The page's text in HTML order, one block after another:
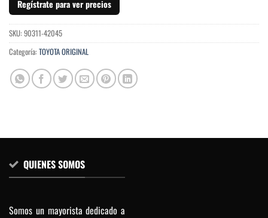
Regístrate para ver precios
SKU: 90311-42045
Categoría: TOYOTA ORIGINAL
QUIENES SOMOS
Somos un mayorista dedicado a